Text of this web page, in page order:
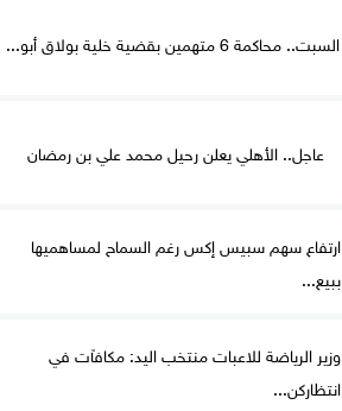
السبت.. محاكمة 6 متهمين بقضية خلية بولاق أبو...
عاجل.. الأهلي يعلن رحيل محمد علي بن رمضان
ارتفاع سهم سبيس إكس رغم السماح لمساهميها
ببيع...
وزير الرياضة للاعبات منتخب اليد: مكافآت في
انتظاركن...